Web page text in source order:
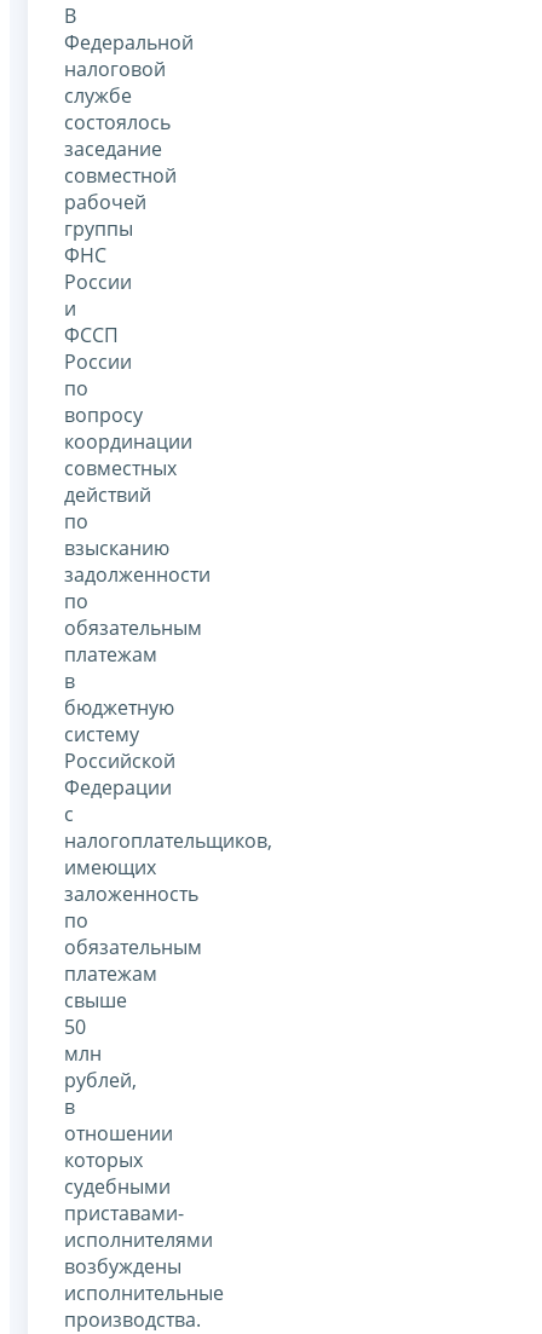
В
Федеральной
налоговой
службе
состоялось
заседание
совместной
рабочей
группы
ФНС
России
и
ФССП
России
по
вопросу
координации
совместных
действий
по
взысканию
задолженности
по
обязательным
платежам
в
бюджетную
систему
Российской
Федерации
с
налогоплательщиков,
имеющих
заложенность
по
обязательным
платежам
свыше
50
млн
рублей,
в
отношении
которых
судебными
приставами-
исполнителями
возбуждены
исполнительные
производства.